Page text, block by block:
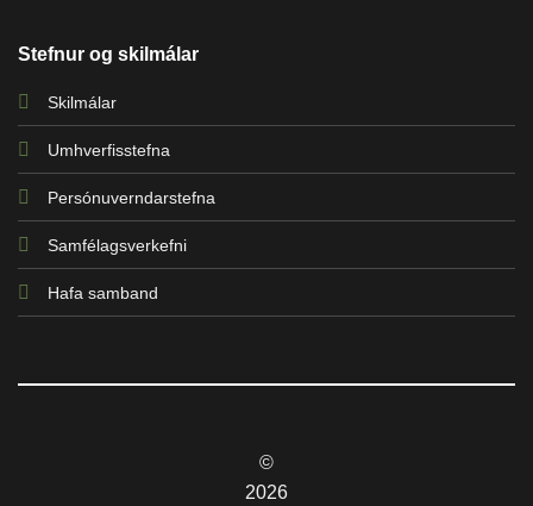
Stefnur og skilmálar
Skilmálar
Umhverfisstefna
Persónuverndarstefna
Samfélagsverkefni
Hafa samband
©
2026